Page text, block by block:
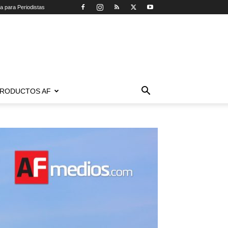
para Periodistas
AF